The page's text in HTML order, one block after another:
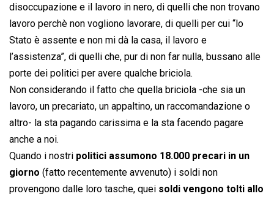
disoccupazione e il lavoro in nero, di quelli che non trovano
lavoro perchè non vogliono lavorare, di quelli per cui “lo
Stato è assente e non mi dà la casa, il lavoro e
l’assistenza”, di quelli che, pur di non far nulla, bussano alle
porte dei politici per avere qualche briciola.
Non considerando il fatto che quella briciola -che sia un
lavoro, un precariato, un appaltino, un raccomandazione o
altro- la sta pagando carissima e la sta facendo pagare
anche a noi.
Quando i nostri politici assumono 18.000 precari in un
giorno (fatto recentemente avvenuto) i soldi non
provengono dalle loro tasche, quei soldi vengono tolti allo